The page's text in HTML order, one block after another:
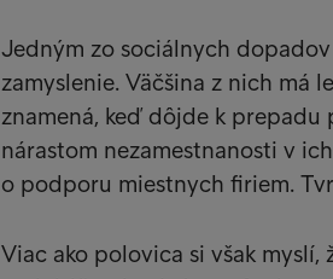
Jedným zo sociálnych
zamyslenie. Väčšina z nich má
znamená, keď dôjde k
nárastom nezamestnanosti v
o podporu miestnych firiem.
Viac ako polovica si však